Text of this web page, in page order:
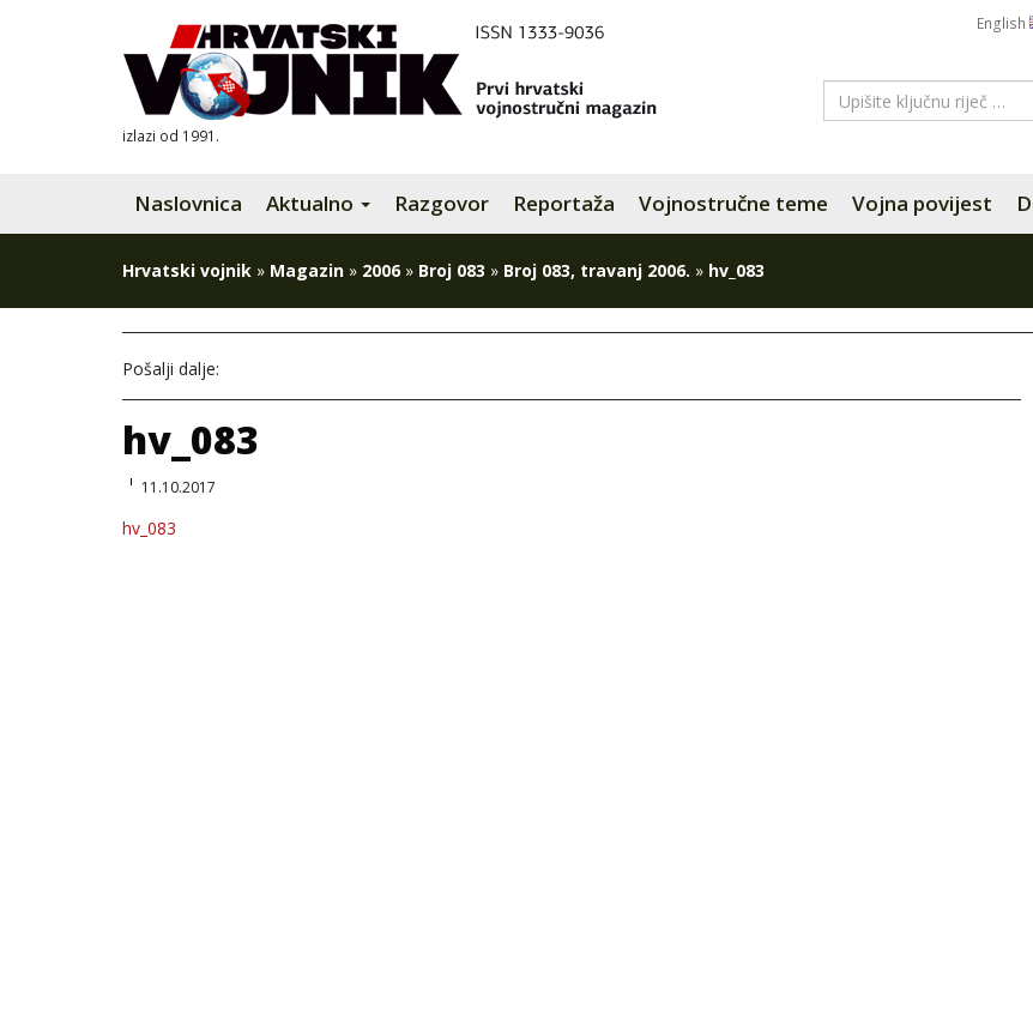
izlazi od 1991.
English
Naslovnica Aktualno Razgovor Reportaža Vojnostručne teme Vojna povijest
Hrvatski vojnik » Magazin » 2006 » Broj 083 » Broj 083, travanj 2006. » hv_083
Pošalji dalje:
hv_083
11.10.2017
hv_083